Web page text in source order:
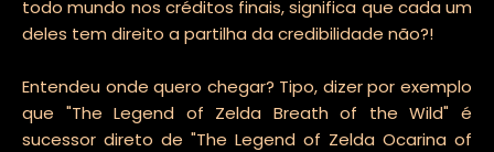
todo mundo nos créditos finais, significa que cada um
deles tem direito a partilha da credibilidade não?!
Entendeu onde quero chegar? Tipo, dizer por exemplo
que "The Legend of Zelda Breath of the Wild" é
sucessor direto de "The Legend of Zelda Ocarina of